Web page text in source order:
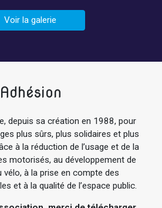
Voir la galerie
Adhésion
depuis sa création en 1988, pour
plus sûrs, plus solidaires et plus
à la réduction de l’usage et de la
motorisés, au développement de
vélo, à la prise en compte des
et à la qualité de l’espace public.